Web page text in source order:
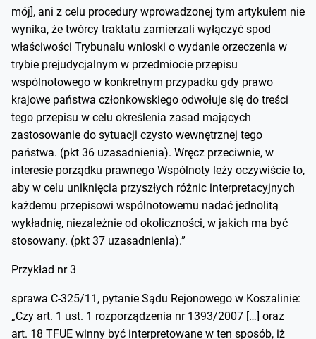
mój], ani z celu procedury wprowadzonej tym artykułem nie
wynika, że twórcy traktatu zamierzali wyłączyć spod
właściwości Trybunału wnioski o wydanie orzeczenia w
trybie prejudycjalnym w przedmiocie przepisu
wspólnotowego w konkretnym przypadku gdy prawo
krajowe państwa członkowskiego odwołuje się do treści
tego przepisu w celu określenia zasad mających
zastosowanie do sytuacji czysto wewnętrznej tego
państwa. (pkt 36 uzasadnienia). Wręcz przeciwnie, w
interesie porządku prawnego Wspólnoty leży oczywiście to,
aby w celu uniknięcia przyszłych różnic interpretacyjnych
każdemu przepisowi wspólnotowemu nadać jednolitą
wykładnię, niezależnie od okoliczności, w jakich ma być
stosowany. (pkt 37 uzasadnienia).”
Przykład nr 3
sprawa C-325/11, pytanie Sądu Rejonowego w Koszalinie:
„Czy art. 1 ust. 1 rozporządzenia nr 1393/2007 […] oraz
art. 18 TFUE winny być interpretowane w ten sposób, iż